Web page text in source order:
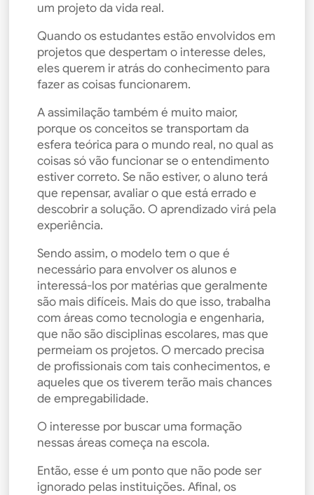
um projeto da vida real.
Quando os estudantes estão envolvidos em
projetos que despertam o interesse deles,
eles querem ir atrás do conhecimento para
fazer as coisas funcionarem.
A assimilação também é muito maior,
porque os conceitos se transportam da
esfera teórica para o mundo real, no qual as
coisas só vão funcionar se o entendimento
estiver correto. Se não estiver, o aluno terá
que repensar, avaliar o que está errado e
descobrir a solução. O aprendizado virá pela
experiência.
Sendo assim, o modelo tem o que é
necessário para envolver os alunos e
interessá-los por matérias que geralmente
são mais difíceis. Mais do que isso, trabalha
com áreas como tecnologia e engenharia,
que não são disciplinas escolares, mas que
permeiam os projetos. O mercado precisa
de profissionais com tais conhecimentos, e
aqueles que os tiverem terão mais chances
de empregabilidade.
O interesse por buscar uma formação
nessas áreas começa na escola.
Então, esse é um ponto que não pode ser
ignorado pelas instituições. Afinal, os